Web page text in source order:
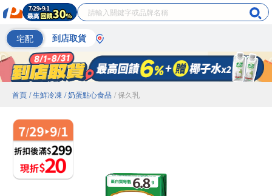
宅配 到店取貨
首頁 / 生鮮冷凍 / 奶蛋點心食品 / 保久乳